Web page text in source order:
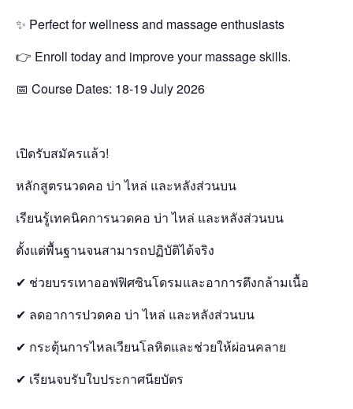
✨ Perfect for wellness and massage enthusiasts
👉 Enroll today and improve your massage skills.
📅 Course Dates: 18-19 July 2026
เปิดรับสมัครแล้ว!
หลักสูตรนวดคอ บ่า ไหล่ และหลังส่วนบน
เรียนรู้เทคนิคการนวดคอ บ่า ไหล่ และหลังส่วนบน
ตั้งแต่พื้นฐานจนสามารถปฏิบัติได้จริง
✔ ช่วยบรรเทาออฟฟิศซินโดรมและอาการตึงกล้ามเนื้อ
✔ ลดอาการปวดคอ บ่า ไหล่ และหลังส่วนบน
✔ กระตุ้นการไหลเวียนโลหิตและช่วยให้ผ่อนคลาย
✔ เรียนจบรับใบประกาศนียบัตร